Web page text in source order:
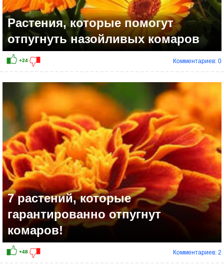
Растения, которые помогут
отпугнуть назойливых комаров
Комментариев: 0
7 растений, которые
гарантированно отпугнут
комаров!
Комментариев: 2